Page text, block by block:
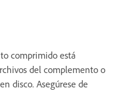
comprimido está
del complemento o
disco. Asegúrese de